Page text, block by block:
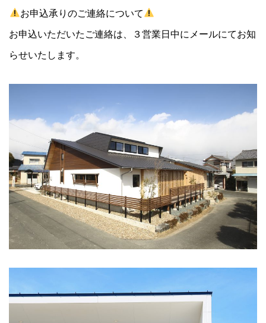
お申込承りのご連絡について
お申込いただいたご連絡は、３営業日中にメールにてお知
らせいたします。